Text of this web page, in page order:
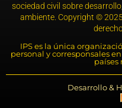
sociedad civil sobre
ambiente. Copyright ©
IPS es la única
personal y corresponsales
países
Desarrollo &